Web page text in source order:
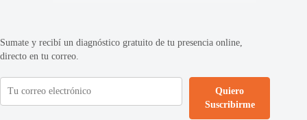
Sumate y recibí un diagnóstico gratuito de tu presencia online,
directo en tu correo.
Quiero
Suscribirme